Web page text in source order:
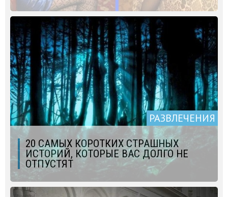
РАЗВЛЕЧЕНИЯ
20 САМЫХ КОРОТКИХ СТРАШНЫХ
ИСТОРИЙ, КОТОРЫЕ ВАС ДОЛГО НЕ
ОТПУСТЯТ